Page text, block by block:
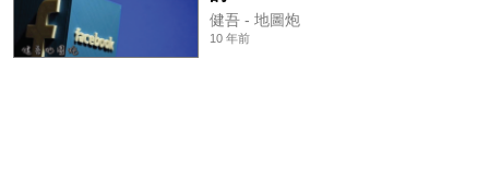
健吾 - 地圖炮
10 年前